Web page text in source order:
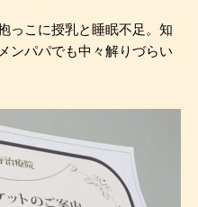
っこに授乳と睡眠不足。知
ンパパでも中々解りづらい